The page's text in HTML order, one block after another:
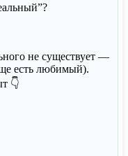
не существует —
есть любимый).
👇